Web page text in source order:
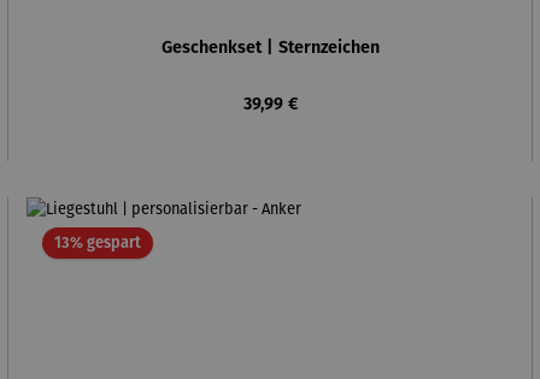
Geschenkset | Sternzeichen
Regulärer Preis:
39,99 €
13% gespartRabatt